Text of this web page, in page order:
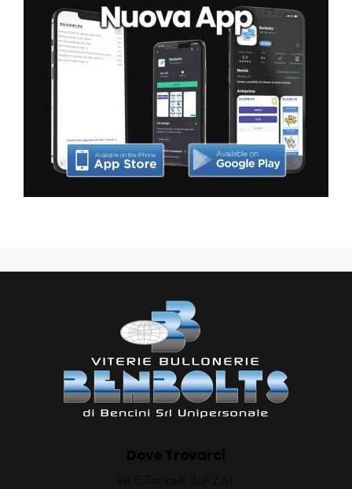
Dove Trovarci
Via E. Torricelli, 3/A Z.A.I.